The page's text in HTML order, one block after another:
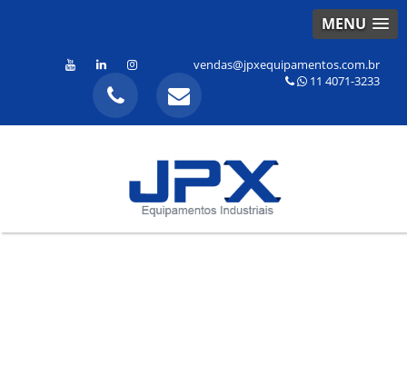
MENU
vendas@jpxequipamentos.com.br
11 4071-3233